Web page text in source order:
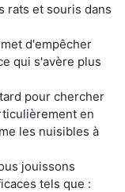
rats et souris dans
d'empêcher
qui s'avère plus
pour chercher
en
les nuisibles à
jouissons
tels que :